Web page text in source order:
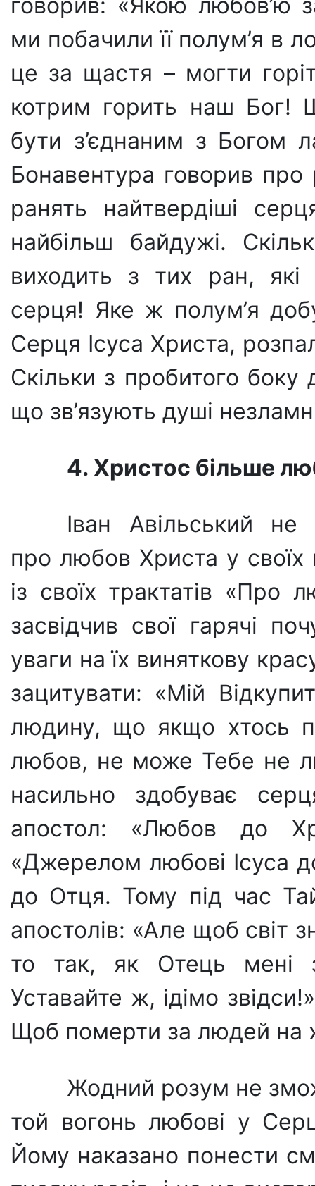
ми побачили її полум’я в
це за щастя – могти
котрим горить наш Бог!
бути з’єд­наним з Богом
Бонавентура говорив
ранять найтвер­діші
най­більш байдужі.
виходить з тих ран, які
серця! Яке ж полум’я
Серця Ісуса Христа,
Скільки з проби­того боку
що зв’язують душі
4. Христос більше
Іван Авільський не
про любов Христа у своїх
із сво­їх трактатів
засвідчив свої гарячі
уваги на їх виняткову
зацитувати: «Мій
людину, що якщо хтось
любов, не може Тебе не
насильно здобуває
апостол: «Любов до
«Джере­лом любові Ісуса
до Отця. Тому під час
апостолів: «Але щоб
то так, як Отець мені
Уставайте ж, ідімо
Щоб помер­ти за людей на
Жодний розум не
той вогонь любові у
Йому наказано понести